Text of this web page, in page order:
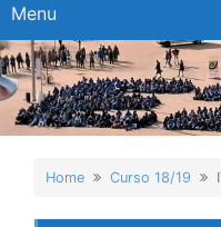
Menu
Home Curso 18/19